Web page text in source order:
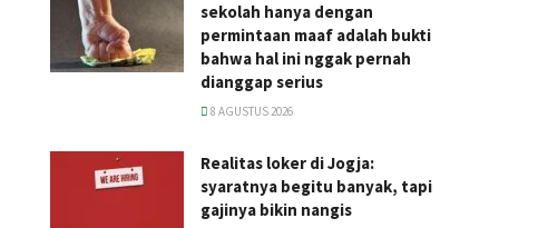
sekolah hanya dengan
permintaan maaf adalah bukti
bahwa hal ini nggak pernah
dianggap serius
8 AGUSTUS 2026
Realitas loker di Jogja:
syaratnya begitu banyak, tapi
gajinya bikin nangis